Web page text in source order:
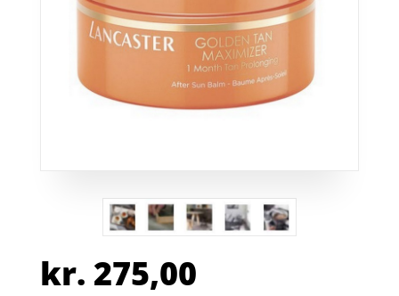
kr. 275,00